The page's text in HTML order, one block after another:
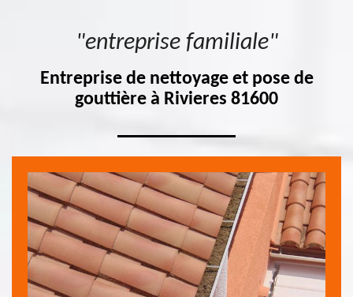
"entreprise familiale"
Entreprise de nettoyage et pose de
gouttière à Rivieres 81600